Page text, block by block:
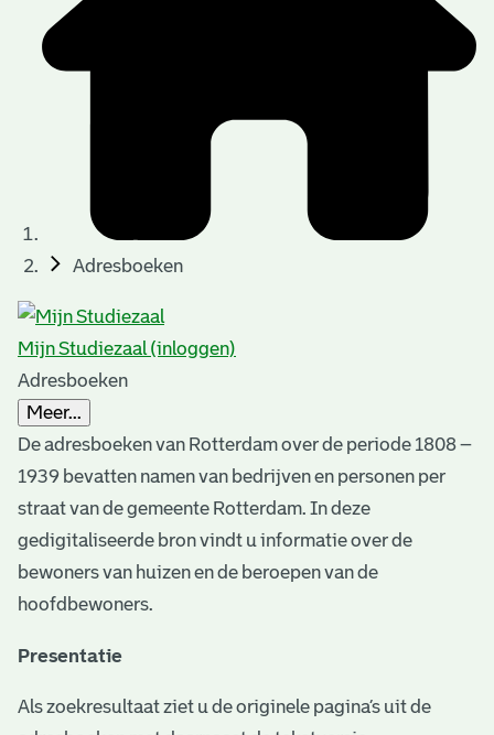
Adresboeken
Mijn Studiezaal (inloggen)
Adresboeken
Meer...
De adresboeken van Rotterdam over de periode 1808 –
1939 bevatten namen van bedrijven en personen per
straat van de gemeente Rotterdam. In deze
gedigitaliseerde bron vindt u informatie over de
bewoners van huizen en de beroepen van de
hoofdbewoners.
Presentatie
Als zoekresultaat ziet u de originele pagina’s uit de